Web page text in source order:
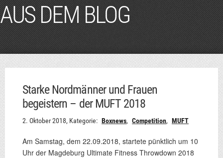
AUS DEM BLOG
Starke Nordmänner und Frauen
begeistern – der MUFT 2018
2. Oktober 2018, Kategorie: Boxnews, Competition, MUFT
Am Samstag, dem 22.09.2018, startete pünktlich um 10
Uhr der Magdeburg Ultimate Fitness Throwdown 2018